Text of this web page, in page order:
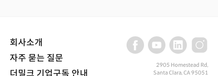
회사소개
자주 묻는 질문
더밀크 기업구독 안내
2905 Homestead Rd,
Santa Clara, CA 95051